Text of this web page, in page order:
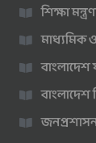
শিক্ষা
মাধ্যমিক
বাংলাদেশ